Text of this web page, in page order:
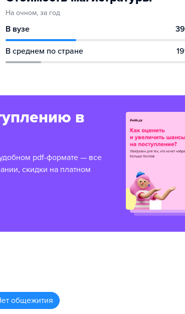
На очном, за год
В вузе
В среднем по стране
в
pdf-формате — все
скидки на платном
общежития